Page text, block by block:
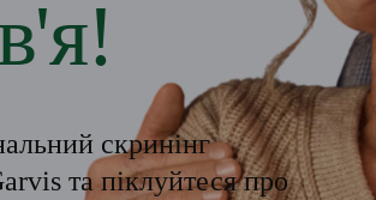
скринінг
та піклуйтеся про